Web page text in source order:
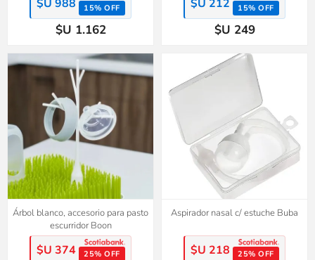
$U 988 15% OFF
$U 1.162
$U 212 15% OFF
$U 249
Árbol blanco, accesorio para pasto
escurridor Boon
$U 374 25% OFF
Aspirador nasal c/ estuche Buba
$U 218 25% OFF